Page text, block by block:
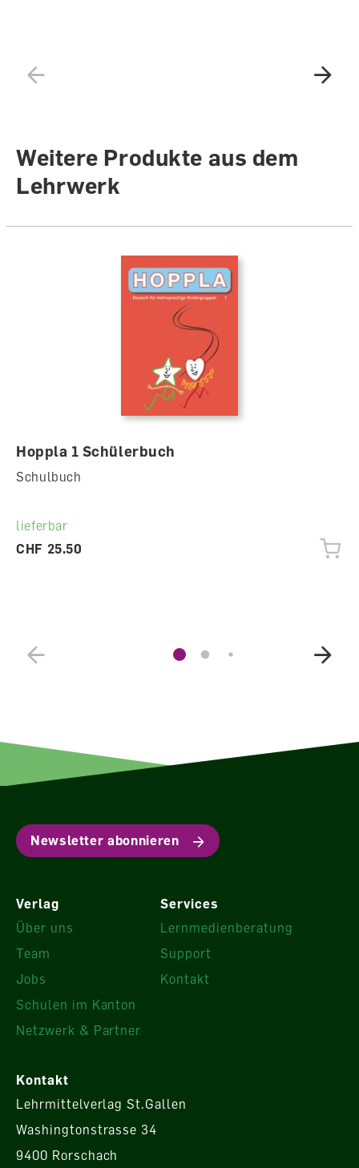
Weitere Produkte aus dem
Lehrwerk
Hoppla 1 Schülerbuch
Schulbuch
lieferbar
CHF 25.50
Newsletter abonnieren
Verlag
Über uns
Team
Jobs
Schulen im Kanton
Netzwerk & Partner
Services
Lernmedienberatung
Support
Kontakt
Kontakt
Lehrmittelverlag St.Gallen
Washingtonstrasse 34
9400 Rorschach